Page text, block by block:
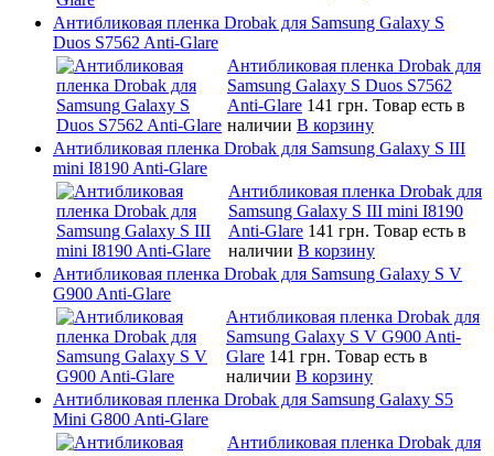
Антибликовая пленка Drobak для Samsung Galaxy S
Duos S7562 Anti-Glare
Антибликовая пленка Drobak для
Samsung Galaxy S Duos S7562
Anti-Glare 141 грн. Товар есть в
наличии В корзину
Антибликовая пленка Drobak для Samsung Galaxy S III
mini I8190 Anti-Glare
Антибликовая пленка Drobak для
Samsung Galaxy S III mini I8190
Anti-Glare 141 грн. Товар есть в
наличии В корзину
Антибликовая пленка Drobak для Samsung Galaxy S V
G900 Anti-Glare
Антибликовая пленка Drobak для
Samsung Galaxy S V G900 Anti-
Glare 141 грн. Товар есть в
наличии В корзину
Антибликовая пленка Drobak для Samsung Galaxy S5
Mini G800 Anti-Glare
Антибликовая пленка Drobak для